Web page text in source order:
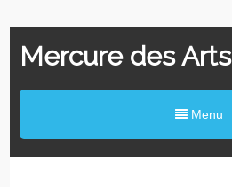
Mercure des Arts
Menu